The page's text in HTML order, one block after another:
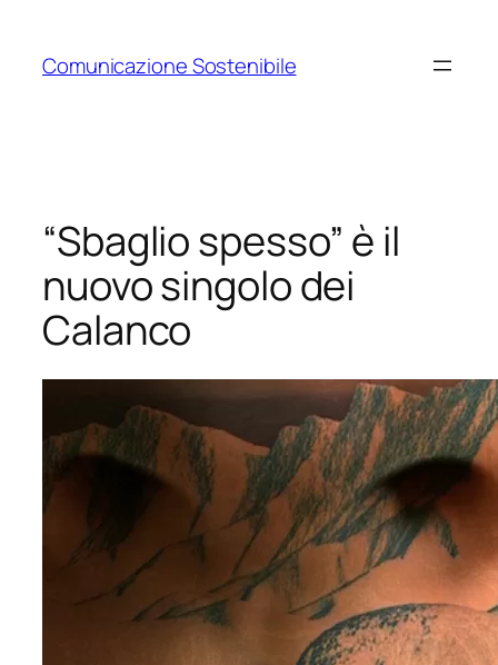
contenuto
Comunicazione Sostenibile
“Sbaglio spesso” è il
nuovo singolo dei
Calanco